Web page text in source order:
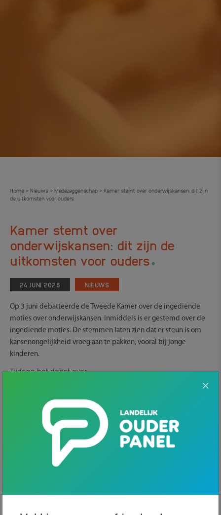
Home > Nieuws > Medezeggenschap > Kamer stemt over onderwijskansen: dit zijn
de uitkomsten voor ouders
Kamer stemt over
onderwijskansen: dit zijn de
uitkomsten voor ouders.
24 JUNI 2026 NIEUWS
Op 3 juni debatteerde de Tweede Kamer over de ingediende
moties over onderwijskansen. Inmiddels is er gestemd over de
ingediende moties. De stemmen laten zien dat er steun is om
kansenongelijkheid vroeg aan te pakken, vooral bij jonge
kinderen.
Tijdens het debat over
verschillen tussen kinderen al op jonge leeftijd ontstaan.
Daarom wil zij toe naar een betere samenwerking tussen
kinderopvang, voorschool en basisschool. Zij deed daarbij
een aantal beloftes die voor ouders relevant zijn.
Zo komt er vóór de zomer van 2026 een brief over hoe
goed kinderen de basisvaardigheden leren, zoals lezen,
over taalachterstanden op jonge leeftijd. Ook werkt het